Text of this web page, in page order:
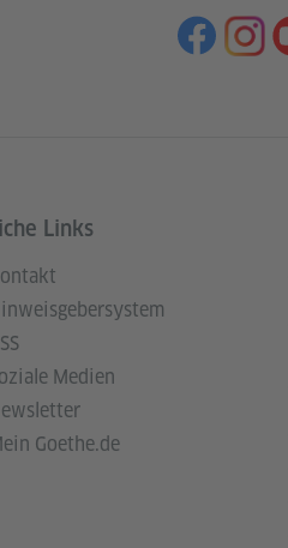
Links
Medien
Goethe.de